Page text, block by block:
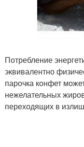
Потребление
эквивалентно
парочка конфет
нежелательных
переходящих в